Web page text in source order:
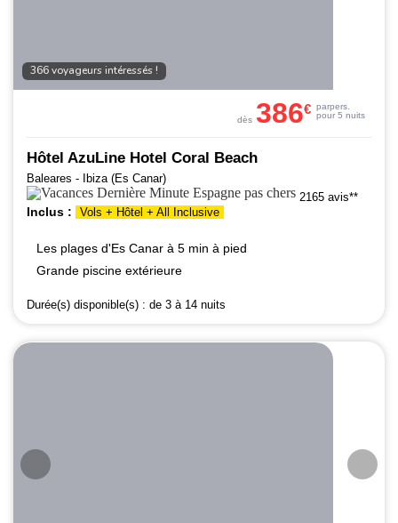
366 voyageurs intéressés !
Hôtel AzuLine Hotel Coral Beach
Baleares - Ibiza (Es Canar)
2165 avis**
Inclus : Vols + Hôtel + All Inclusive
Les plages d'Es Canar à 5 min à pied
Grande piscine extérieure
Durée(s) disponible(s) : de 3 à 14 nuits
dès 386€ parpers.
pour 5 nuits